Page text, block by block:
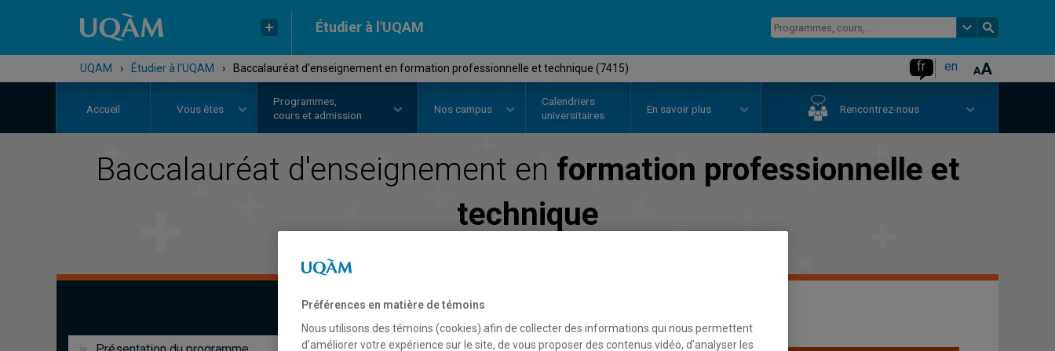
Étudier à l'UQAM
UQAM › Étudier à l'UQAM › Baccalauréat d'enseignement en formation professionnelle et technique (7415) fr en
Accueil Vous êtes
Programmes,
cours et admission
Nos campus
Calendriers
universitaires
En savoir plus Rencontrez-nous
Baccalauréat d'enseignement en formation professionnelle et
technique
Préférences en matière de témoins
Nous utilisons des témoins (cookies) afin de collecter des informations qui nous permettent
d’améliorer votre expérience sur le site, de vous proposer des contenus vidéo, d’analyser les